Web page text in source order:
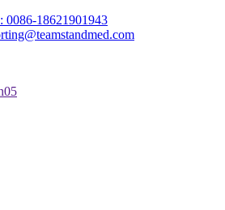
0086-18621901943